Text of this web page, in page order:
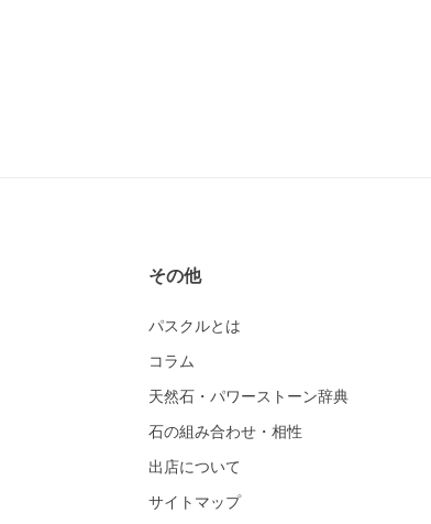
その他
パスクルとは
コラム
天然石・パワーストーン辞典
石の組み合わせ・相性
出店について
サイトマップ